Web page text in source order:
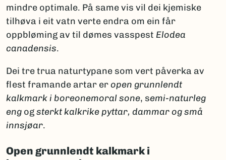
mindre optimale. På same vis vil dei kjemiske
tilhøva i eit vatn verte endra om ein får
oppbløming av til dømes vasspest Elodea
canadensis.
Dei tre trua naturtypane som vert påverka av
flest framande artar eropen grunnlendt
kalkmark i boreonemoral sone, semi-naturleg
eng ogsterkt kalkrike pyttar, dammar og små
innsjøar.
Open grunnlendt kalkmark i